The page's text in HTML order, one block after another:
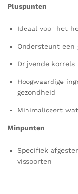
Pluspunten
Ideaal voor het
Ondersteunt een
Drijvende korrels
Hoogwaardige
gezondheid
Minimaliseert
Minpunten
Specifiek
vissoorten